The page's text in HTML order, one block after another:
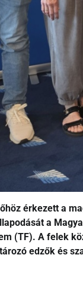
érkezett a
a
(TF). A felek
edzők és